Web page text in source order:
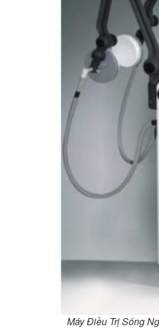
Máy Điều Trị Sóng